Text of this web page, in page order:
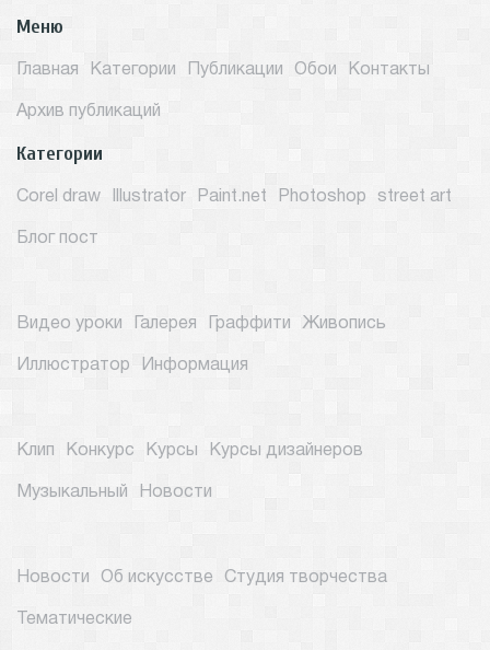
Меню
Главная Категории Публикации Обои Контакты
Архив публикаций
Категории
Corel draw Illustrator Paint.net Photoshop street art
Блог пост
Видео уроки Галерея Граффити Живопись
Иллюстратор Информация
Клип Конкурс Курсы Курсы дизайнеров
Музыкальный Новости
Новости Об искусстве Студия творчества
Тематические